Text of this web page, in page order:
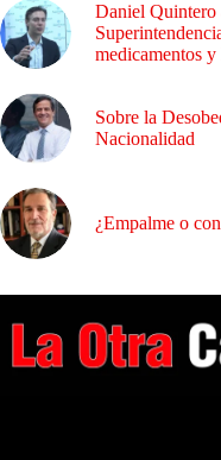
Daniel Quintero
medicamentos
Sobre la
Nacionalidad
¿Empalme o